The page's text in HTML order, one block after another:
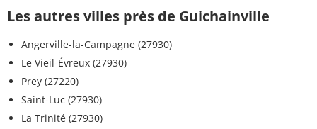
Les autres villes près de Guichainville
Angerville-la-Campagne (27930)
Le Vieil-Évreux (27930)
Prey (27220)
Saint-Luc (27930)
La Trinité (27930)